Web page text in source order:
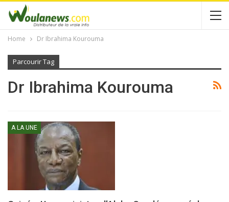
Home Dr Ibrahima Kourouma
Parcourir Tag
Dr Ibrahima Kourouma
A LA UNE